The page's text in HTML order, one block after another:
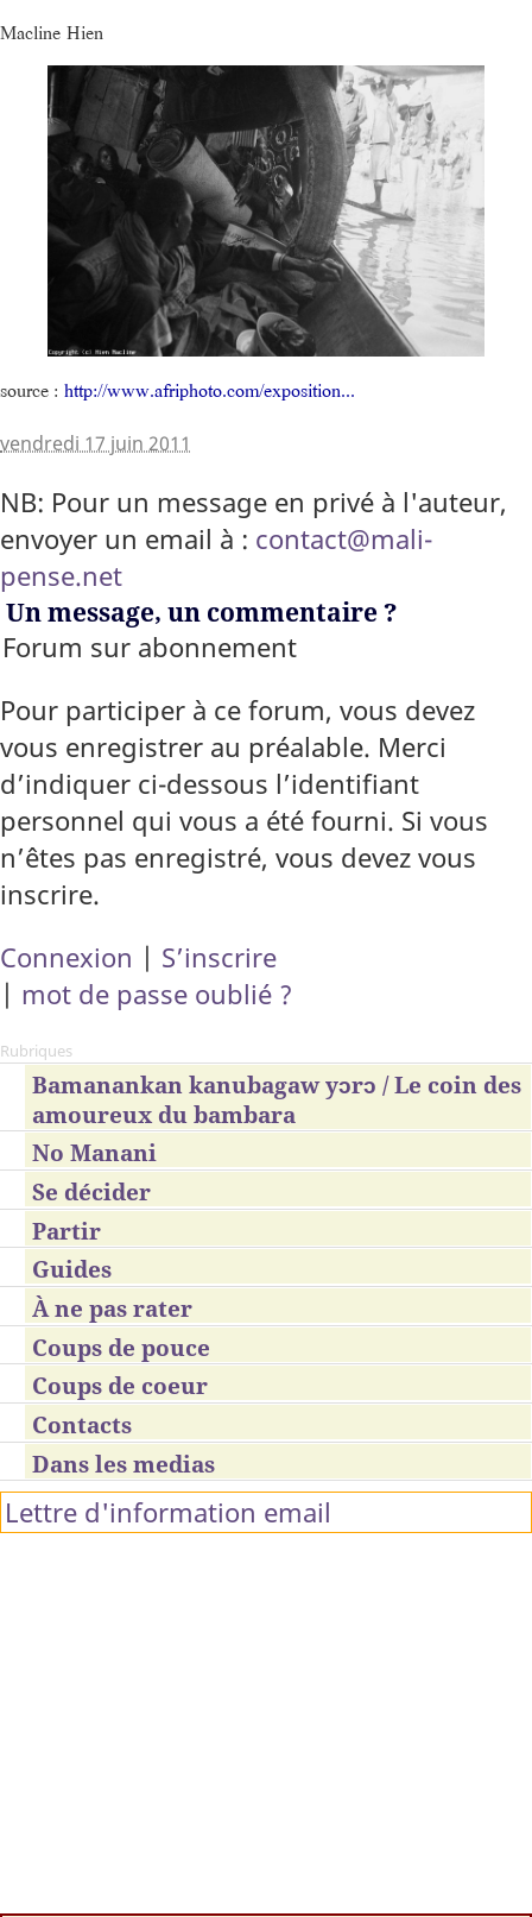
Macline Hien
source : http://www.afriphoto.com/exposition...
vendredi 17 juin 2011
NB: Pour un message en privé à l'auteur,
envoyer un email à : contact@mali-
pense.net
Un message, un commentaire ?
Forum sur abonnement
Pour participer à ce forum, vous devez
vous enregistrer au préalable. Merci
d’indiquer ci-dessous l’identifiant
personnel qui vous a été fourni. Si vous
n’êtes pas enregistré, vous devez vous
inscrire.
Connexion | S’inscrire
| mot de passe oublié ?
Rubriques
Bamanankan kanubagaw yɔrɔ / Le coin des
amoureux du bambara
No Manani
Se décider
Partir
Guides
À ne pas rater
Coups de pouce
Coups de coeur
Contacts
Dans les medias
Lettre d'information email